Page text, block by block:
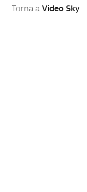
Torna a Video Sky